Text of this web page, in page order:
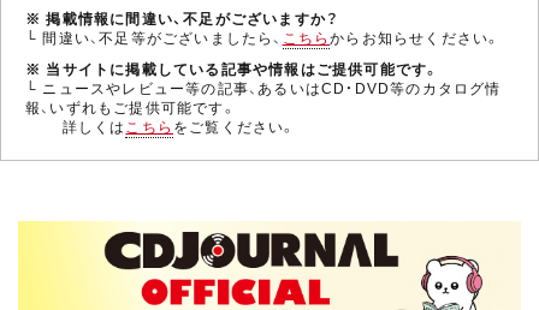
※ 掲載情報に間違い、不足がございますか？
└ 間違い、不足等がございましたら、 こちらからお知らせください。
※ 当サイトに掲載している記事や情報はご提供可能です。
└ ニュースやレビュー等の記事、あるいはCD・DVD等のカタログ情
報、いずれもご提供可能です。
詳しくはこちら をご覧ください。